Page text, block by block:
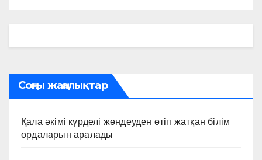
Соңғы жаңалықтар
Қала әкімі күрделі жөндеуден өтіп жатқан білім
ордаларын аралады